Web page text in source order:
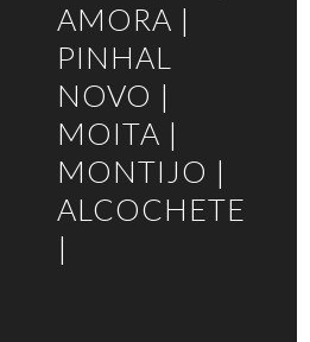
AMORA |
PINHAL
NOVO |
MOITA |
MONTIJO |
ALCOCHETE
|